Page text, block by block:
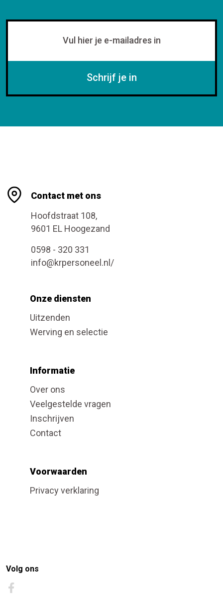
Schrijf je in
Contact met ons
Hoofdstraat 108,
9601 EL Hoogezand
0598 - 320 331
info@krpersoneel.nl/
Onze diensten
Uitzenden
Werving en selectie
Informatie
Over ons
Veelgestelde vragen
Inschrijven
Contact
Voorwaarden
Privacy verklaring
Volg ons